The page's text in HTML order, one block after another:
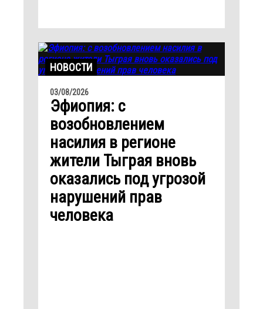
НОВОСТИ
03/08/2026
Эфиопия: с
возобновлением
насилия в регионе
жители Тыграя вновь
оказались под угрозой
нарушений прав
человека